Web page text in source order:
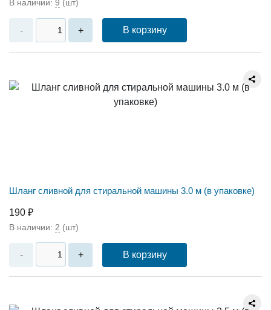
В наличии: 9 (шт)
- + В корзину
Шланг сливной для стиральной машины 3.0 м (в упаковке)
190 ₽
В наличии: 2 (шт)
- + В корзину